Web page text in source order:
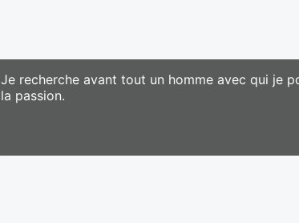
Je recherche avant tout un homme avec qui je
la passion.